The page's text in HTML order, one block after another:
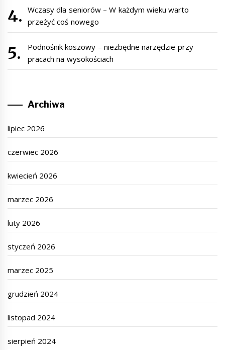
Wczasy dla seniorów – W każdym wieku warto
przeżyć coś nowego
Podnośnik koszowy – niezbędne narzędzie przy
pracach na wysokościach
Archiwa
lipiec 2026
czerwiec 2026
kwiecień 2026
marzec 2026
luty 2026
styczeń 2026
marzec 2025
grudzień 2024
listopad 2024
sierpień 2024